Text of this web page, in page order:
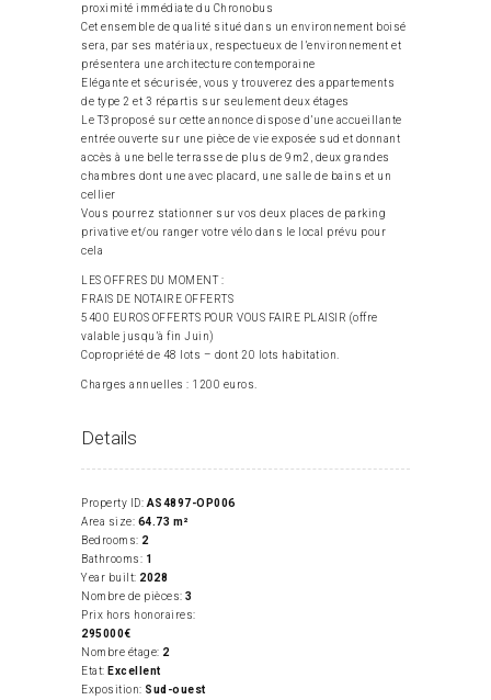
proximité immédiate du Chronobus
Cet ensemble de qualité situé dans un environnement boisé
sera, par ses matériaux, respectueux de l’environnement et
présentera une architecture contemporaine
Elégante et sécurisée, vous y trouverez des appartements
de type 2 et 3 répartis sur seulement deux étages
Le T3proposé sur cette annonce dispose d’une accueillante
entrée ouverte sur une pièce de vie exposée sud et donnant
accès à une belle terrasse de plus de 9m2, deux grandes
chambres dont une avec placard, une salle de bains et un
cellier
Vous pourrez stationner sur vos deux places de parking
privative et/ou ranger votre vélo dans le local prévu pour
cela
LES OFFRES DU MOMENT :
FRAIS DE NOTAIRE OFFERTS
5400 EUROS OFFERTS POUR VOUS FAIRE PLAISIR (offre
valable jusqu’à fin Juin)
Copropriété de 48 lots – dont 20 lots habitation.
Charges annuelles : 1200 euros.
Details
Property ID: AS4897-OP006
Area size: 64.73 m²
Bedrooms: 2
Bathrooms: 1
Year built: 2028
Nombre de pièces: 3
Prix hors honoraires:
295000€
Nombre étage: 2
Etat: Excellent
Exposition: Sud-ouest